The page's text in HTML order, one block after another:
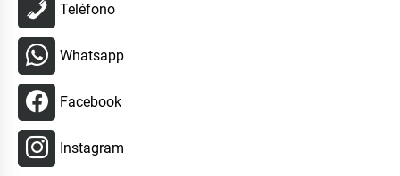
Teléfono
Whatsapp
Facebook
Instagram